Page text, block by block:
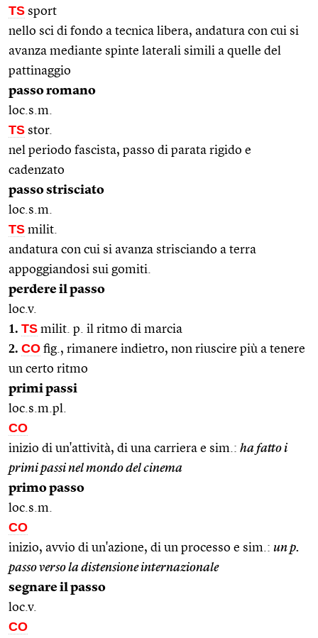
TS sport
nello sci di fondo a tecnica libera, andatura con cui si
avanza mediante spinte laterali simili a quelle del
pattinaggio
passo romano
loc.s.m.
TS stor.
nel periodo fascista, passo di parata rigido e
cadenzato
passo strisciato
loc.s.m.
TS milit.
andatura con cui si avanza strisciando a terra
appoggiandosi sui gomiti.
perdere il passo
loc.v.
1. TS milit. p. il ritmo di marcia
2. CO fig., rimanere indietro, non riuscire più a tenere
un certo ritmo
primi passi
loc.s.m.pl.
CO
inizio di un'attività, di una carriera e sim.: ha fatto i
primi passi nel mondo del cinema
primo passo
loc.s.m.
CO
inizio, avvio di un'azione, di un processo e sim.: un p.
passo verso la distensione internazionale
segnare il passo
loc.v.
CO